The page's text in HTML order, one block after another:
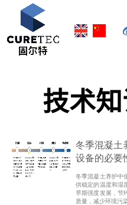
技术
冬季混凝土
设备的必要
冬季混凝土养护中
供稳定的温度和湿
早期强度发展，节
质量，减少环境污染